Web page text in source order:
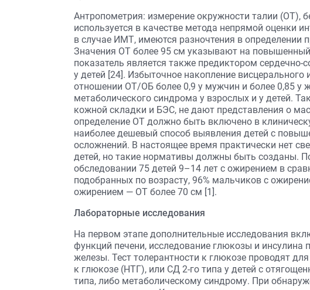
Антропометрия: измерение окружности талии (ОТ),
используется в качестве метода непрямой оценки
в случае ИМТ, имеются разночтения в определении
Значения ОТ более 95 см указывают на
показатель является также предиктором
у детей [24]. Избыточное накопление
отношении ОТ/ОБ более 0,9 у мужчин и более 0,85 у
метаболического синдрома у взрослых и у детей.
кожной складки и БЭС, не дают представления о
определение ОТ должно быть включено в
наиболее дешевый способ выявления детей с
осложнений. В настоящее время практически нет
детей, но такие нормативы должны быть созданы.
обследовании 75 детей 9–14 лет с ожирением в
подобранных по возрасту, 96% мальчиков с
ожирением — ОТ более 70 см [1].
Лабораторные исследования
На первом этапе дополнительные исследования
функций печени, исследование глюкозы и
железы. Тест толерантности к глюкозе проводят
к глюкозе (НТГ), или СД 2-го типа у детей с
типа, либо метаболическому синдрому. При